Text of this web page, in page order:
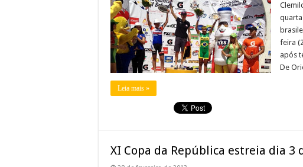
quarta
feira
após
De
Leia mais »
XI Copa da República estreia dia 3